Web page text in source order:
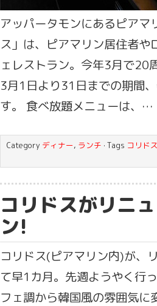
アッパータモンにあるピア
ス」は、ピアマリン居住者や
ェレストラン。今年3月で20
3月1日より31日までの期間
す。 食べ放題メニューは、…
Category ディナー, ランチ · Tags コリド
コリドスがリニ
ン!
コリドス(ピアマリン内)が、
て早1カ月。先週ようやく行
フェ調から韓国風の雰囲気に